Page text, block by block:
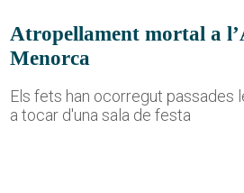
Atropellament mortal a
Menorca
Els fets han ocorregut passades
a tocar d'una sala de festa